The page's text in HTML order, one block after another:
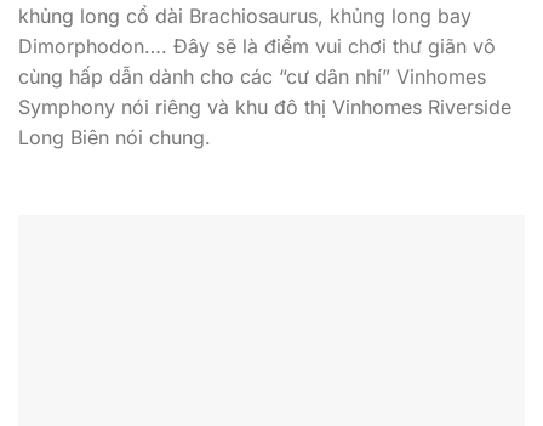
khủng long cổ dài Brachiosaurus, khủng long bay
Dimorphodon…. Đây sẽ là điểm vui chơi thư giãn vô
cùng hấp dẫn dành cho các “cư dân nhí” Vinhomes
Symphony nói riêng và khu đô thị Vinhomes Riverside
Long Biên nói chung.